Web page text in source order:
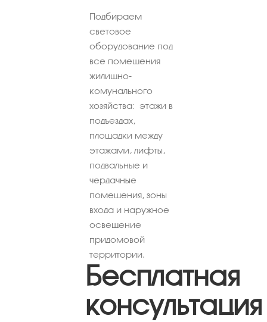
Подбираем
световое
оборудование под
все помещения
жилищно-
комунального
хозяйства: этажи в
подъездах,
площадки между
этажами, лифты,
подвальные и
чердачные
помещения, зоны
входа и наружное
освещение
придомовой
территории.
Бесплатная
консультация